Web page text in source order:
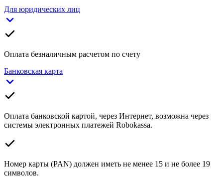
Для юридических лиц
Оплата безналичным расчетом по счету
Банковская карта
Оплата банковской картой, через Интернет, возможна через
системы электронных платежей Robokassa.
Номер карты (PAN) должен иметь не менее 15 и не более 19
символов.